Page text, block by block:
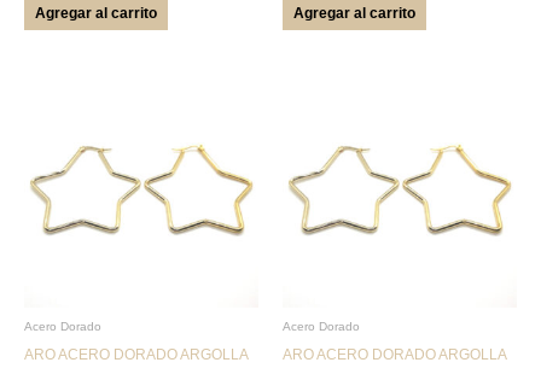
Agregar al carrito Agregar al carrito
Acero Dorado
ARO ACERO DORADO ARGOLLA
Acero Dorado
ARO ACERO DORADO ARGOLLA